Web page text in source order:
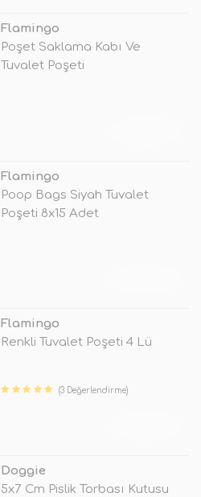
Flamingo
Poşet Saklama Kabı Ve
Tuvalet Poşeti
Flamingo
Poop Bags Siyah Tuvalet
Poşeti 8x15 Adet
Flamingo
Renkli Tuvalet Poşeti 4 Lü
(3 Değerlendirme)
Doggie
5x7 Cm Pislik Torbası Kutusu